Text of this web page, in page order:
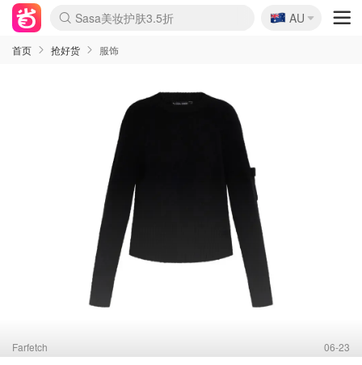
lululemon折扣上新
Sasa美妆护肤3.5折
SSENSE年中2.5折
FreshBeauty好价汇总
Cettire降价+叠9折
WWS Coles超市实拍
viagogo二手票捡漏
Myer超级周末
The Outnet奢牌1折起
David Jones 3折起
Flannels大牌1折
Perfumes Club护肤1折
AMIRO面罩$251
Amazon折扣汇总
eToro入金$200送$50
Amazon数码好物
ICONIC本周7.5折
ThedoubleF高奢地板价
Moose Knuckles 6折
丝芙兰5折起
EUFY摄像头$98
Selenichast首饰2折
Trip机票酒店促销
YSL送5件彩妆礼
Amazon家居好物
Amazon美妆护肤
雅漾大喷$8
过敏原检测盒$33
伊索独家赠50ml沐浴露
科颜氏高保湿面霜$29
SEALIFE海洋馆门票6折
丝塔芙大白罐$16
订阅Newsletter送香薰
Cult Beauty 6.8折
Harrods圣诞日历$525
LN-CC奢牌私促3折
d'Alba空姐喷雾$16
EVE LOM套装£56
Bernardelli独家4折
Adore Beauty 6折起
CT圣诞日历
Mytheresa奢品2.7折
Luxury Escapes 9折
Currentbody美容仪$881
MOON Garden Live
Roborock扫地机$649
Tingo Life水杯$24
Valentino官网5折
CR洗护套装$23
修丽可4件套$159
Myer彩妆2件7折
GANNI官网4.5折
Stylevana韩妆4折
Tessabit高奢8.5折
OGX洗发水$11
Amazon阿德莱德次日达
卡诗8.5折+赠礼
Philips Hue灯具8折
🇦🇺
AU
首页 抢好货 服饰
Farfetch 06-23